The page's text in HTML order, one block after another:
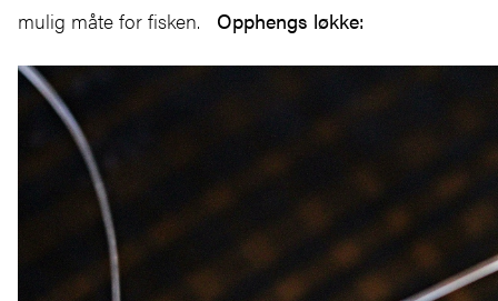
mulig måte for fisken. Opphengs løkke: